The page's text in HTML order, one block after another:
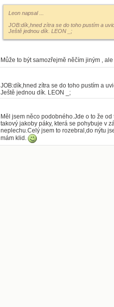
Leon napsal...
JOB:dík,hned zítra se do toho pustím a
Ještě jednou dík. LEON _;
Může to být samozřejmě něčím jiným ,
JOB:dík,hned zítra se do toho pustím a
Ještě jednou dík. LEON _;
Měl jsem něco podobného.Jde o to že
takový jakoby páky, která se pohybuje v
neplechu.Celý jsem to rozebral,do nýtu
mám klid.